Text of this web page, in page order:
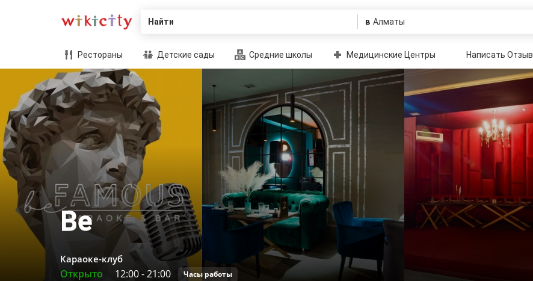
Найти в
Рестораны Детские сады Средние школы Медицинские Центры Написать Отзыв
Be
Караоке-клуб
Открыто 12:00-21:00 Часы работы